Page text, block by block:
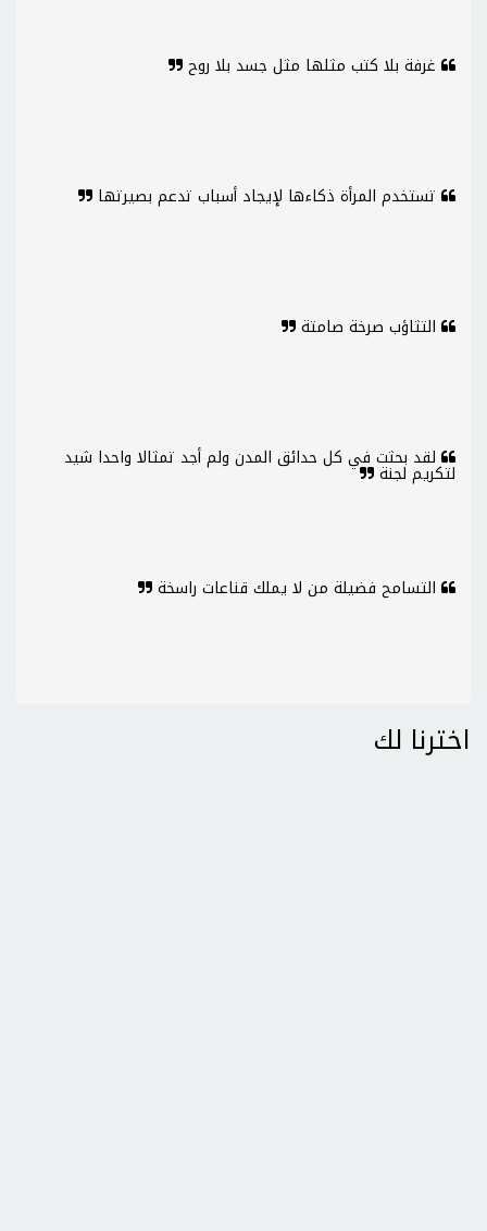
غرفة بلا كتب مثلها مثل جسد بلا روح
تستخدم المرأة ذكاءها لإيجاد أسباب تدعم بصيرتها
التثاؤب صرخة صامتة
لقد بحثت في كل حدائق المدن ولم أجد تمثالا واحدا شيد
لتكريم لجنة
التسامح فضيلة من لا يملك قناعات راسخة
اخترنا لك